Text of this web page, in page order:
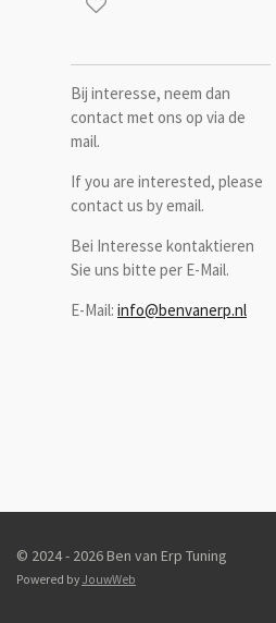
Bij interesse, neem dan
contact met ons op via de
mail.
If you are interested, please
contact us by email.
Bei Interesse kontaktieren
Sie uns bitte per E-Mail.
E-Mail: info@benvanerp.nl
© 2024 - 2026 Ben van Erp Tuning
Powered by JouwWeb